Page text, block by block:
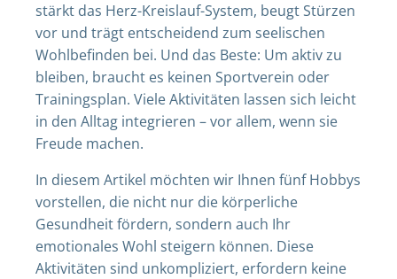
stärkt das Herz-Kreislauf-System, beugt Stürzen
vor und trägt entscheidend zum seelischen
Wohlbefinden bei. Und das Beste: Um aktiv zu
bleiben, braucht es keinen Sportverein oder
Trainingsplan. Viele Aktivitäten lassen sich leicht
in den Alltag integrieren – vor allem, wenn sie
Freude machen.
In diesem Artikel möchten wir Ihnen fünf Hobbys
vorstellen, die nicht nur die körperliche
Gesundheit fördern, sondern auch Ihr
emotionales Wohl steigern können. Diese
Aktivitäten sind unkompliziert, erfordern keine